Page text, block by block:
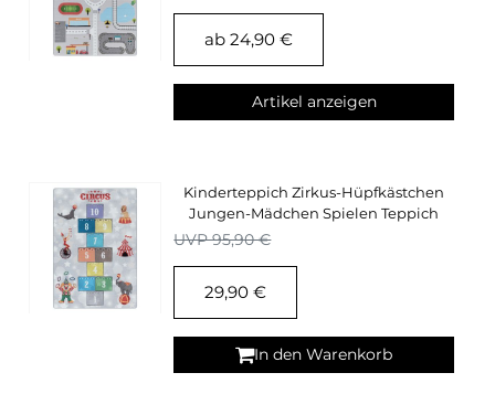
ab 24,90 €
Artikel anzeigen
Kinderteppich Zirkus-Hüpfkästchen
Jungen-Mädchen Spielen Teppich
Kinderzimmer
UVP 95,90 €
29,90 €
In den Warenkorb